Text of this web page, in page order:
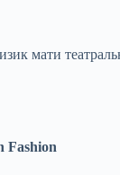
мати
Fashion